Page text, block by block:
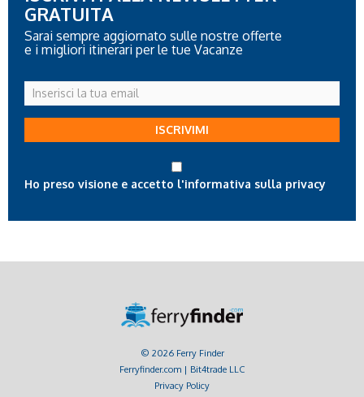
GRATUITA
Sarai sempre aggiornato sulle nostre offerte
e i migliori itinerari per le tue Vacanze
Inserisci
la
tua
ISCRIVIMI
Ho preso visione e accetto l'informativa sulla privacy
© 2026 Ferry Finder
Ferryfinder.com | Bit4trade LLC
Privacy Policy